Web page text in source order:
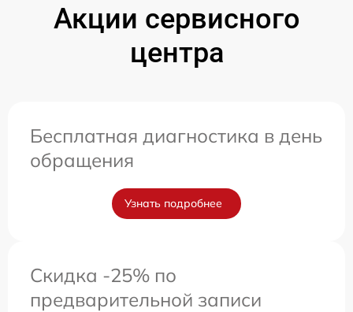
Акции сервисного
центра
Бесплатная диагностика в день
обращения
Узнать подробнее
Скидка -25% по
предварительной записи